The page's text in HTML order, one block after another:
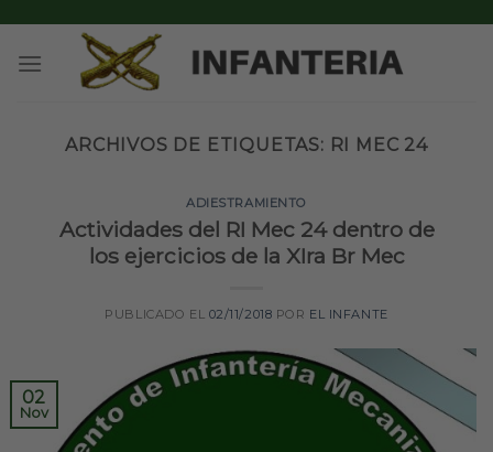
content
ARCHIVOS DE ETIQUETAS: RI MEC 24
ADIESTRAMIENTO
Actividades del RI Mec 24 dentro de
los ejercicios de la XIra Br Mec
PUBLICADO EL 02/11/2018 POR EL INFANTE
02
Nov